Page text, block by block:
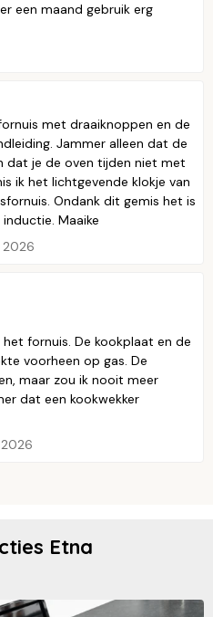
een maand gebruik erg
met draaiknoppen en de
Jammer alleen dat de
dat je de oven tijden niet met
ik het lichtgevende klokje van
Ondank dit gemis het is
Maaike
2026
fornuis. De kookplaat en de
voorheen op gas. De
maar zou ik nooit meer
dat een kookwekker
Etna